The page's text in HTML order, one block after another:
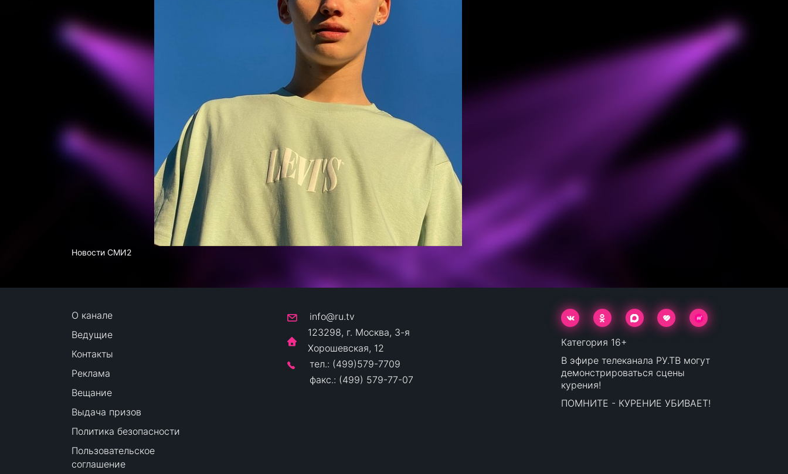
Новости СМИ2
О канале
Ведущие
Контакты
Реклама
Вещание
Выдача призов
Политика безопасности
Пользовательское
соглашение
info@ru.tv
123298, г. Москва, 3-я
Хорошевская, 12
тел.: (499)579-7709
факс.: (499) 579-77-07
Категория 16+
В эфире телеканала РУ.ТВ могут
демонстрироваться сцены
курения!
ПОМНИТЕ - КУРЕНИЕ УБИВАЕТ!